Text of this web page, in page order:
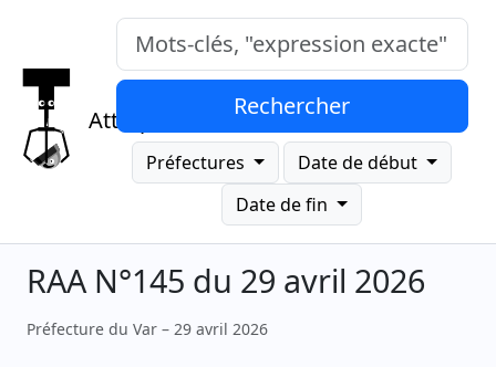
Attrap
Mots-clés, "expression exacte"
Rechercher
Préfectures
Date de début
Date de fin
RAA N°145 du 29 avril 2026
Préfecture du Var – 29 avril 2026